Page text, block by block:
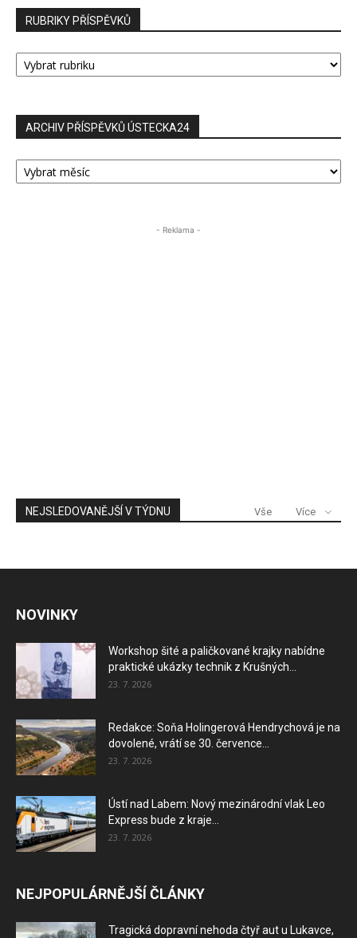
RUBRIKY PŘÍSPĚVKŮ
RUBRIKY
PŘÍSPĚVKŮ
ARCHIV PŘÍSPĚVKŮ ÚSTECKA24
ARCHIV
PŘÍSPĚVKŮ
- Reklama -
NEJSLEDOVANĚJŠÍ V TÝDNU Vše Více
NOVINKY
Workshop šité a paličkované krajky nabídne
praktické ukázky technik z Krušných...
23. 7. 2026
Redakce: Soňa Holingerová Hendrychová je na
dovolené, vrátí se 30. července...
23. 7. 2026
Ústí nad Labem: Nový mezinárodní vlak Leo
Express bude z kraje...
23. 7. 2026
NEJPOPULÁRNĚJŠÍ ČLÁNKY
Tragická dopravní nehoda čtyř aut u Lukavce,